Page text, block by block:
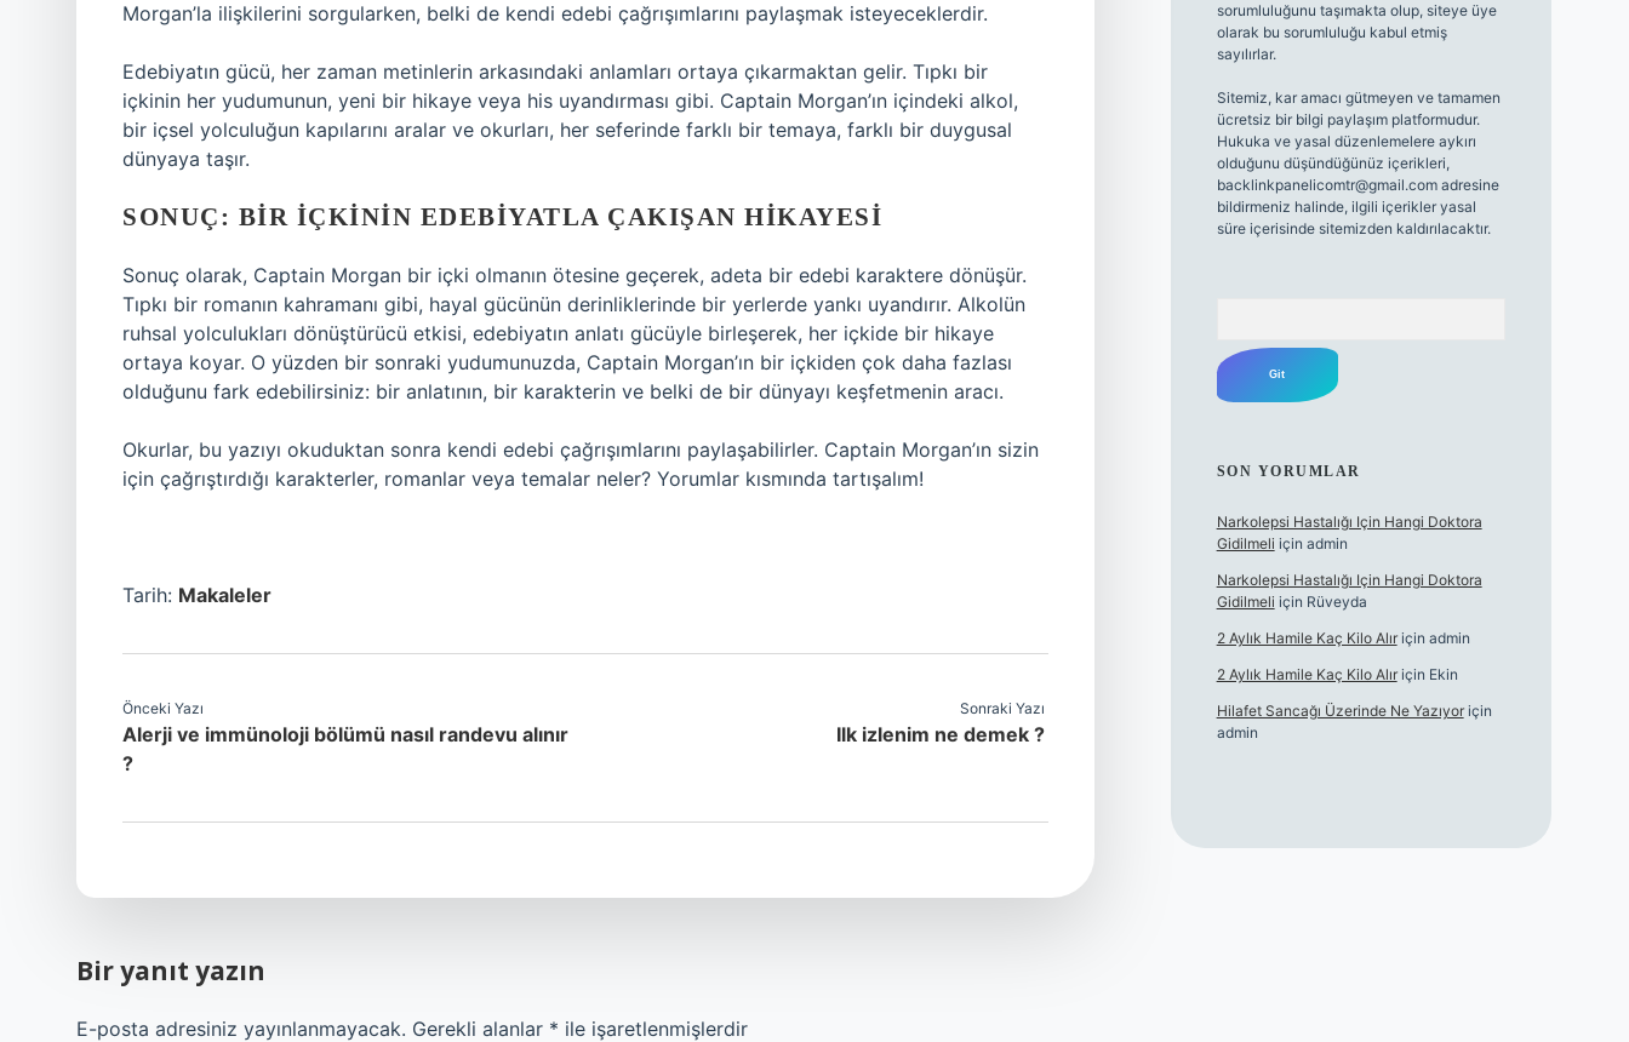
Morgan’la ilişkilerini sorgularken, belki de kendi edebi çağrışımlarını paylaşmak isteyeceklerdir.
Edebiyatın gücü, her zaman metinlerin arkasındaki anlamları ortaya çıkarmaktan gelir. Tıpkı bir
içkinin her yudumunun, yeni bir hikaye veya his uyandırması gibi. Captain Morgan’ın içindeki alkol,
bir içsel yolculuğun kapılarını aralar ve okurları, her seferinde farklı bir temaya, farklı bir duygusal
dünyaya taşır.
SONUÇ: BIR İÇKININ EDEBIYATLA ÇAKIŞAN HIKAYESI
Sonuç olarak, Captain Morgan bir içki olmanın ötesine geçerek, adeta bir edebi karaktere dönüşür.
Tıpkı bir romanın kahramanı gibi, hayal gücünün derinliklerinde bir yerlerde yankı uyandırır. Alkolün
ruhsal yolculukları dönüştürücü etkisi, edebiyatın anlatı gücüyle birleşerek, her içkide bir hikaye
ortaya koyar. O yüzden bir sonraki yudumunuzda, Captain Morgan’ın bir içkiden çok daha fazlası
olduğunu fark edebilirsiniz: bir anlatının, bir karakterin ve belki de bir dünyayı keşfetmenin aracı.
Okurlar, bu yazıyı okuduktan sonra kendi edebi çağrışımlarını paylaşabilirler. Captain Morgan’ın sizin
için çağrıştırdığı karakterler, romanlar veya temalar neler? Yorumlar kısmında tartışalım!
Tarih: Makaleler
Önceki Yazı
Alerji ve immünoloji bölümü nasıl randevu alınır
?
Sonraki Yazı
Ilk izlenim ne demek ?
Bir yanıt yazın
E-posta adresiniz yayınlanmayacak. Gerekli alanlar * ile işaretlenmişlerdir
sorumluluğunu taşımakta olup, siteye üye
olarak bu sorumluluğu kabul etmiş
sayılırlar.
Sitemiz, kar amacı gütmeyen ve tamamen
ücretsiz bir bilgi paylaşım platformudur.
Hukuka ve yasal düzenlemelere aykırı
olduğunu düşündüğünüz içerikleri,
backlinkpanelicomtr@gmail.comadresine
bildirmeniz halinde, ilgili içerikler yasal
süre içerisinde sitemizden kaldırılacaktır.
SON YORUMLAR
Narkolepsi Hastalığı Için Hangi Doktora
Gidilmeli için admin
Narkolepsi Hastalığı Için Hangi Doktora
Gidilmeli için Rüveyda
2 Aylık Hamile Kaç Kilo Alıriçin admin
2 Aylık Hamile Kaç Kilo Alıriçin Ekin
Hilafet Sancağı Üzerinde Ne Yazıyoriçin
admin